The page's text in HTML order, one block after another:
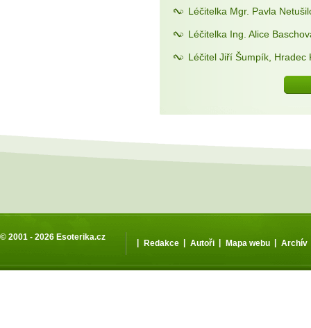
Léčitelka Mgr. Pavla
Léčitelka Ing. Alice
Léčitel Jiří Šumpík, Hradec
© 2001 - 2026 Esoterika.cz
| Redakce | Autoři | Mapa webu | Archív